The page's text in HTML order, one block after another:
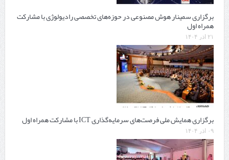
برگزاری سمینار هوش مصنوعی در حوزه‌های تخصصی رادیولوژی با مشارکت
همراه اول
۲۱ آذر ۱۴۰۴
برگزاری همایش ملی فرصت‌های سرمایه‌گذاری ICT با مشارکت همراه اول
۰۹ آذر ۱۴۰۴